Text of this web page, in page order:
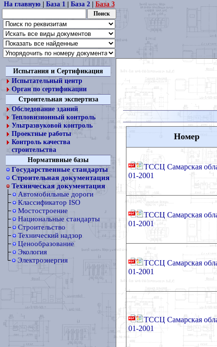
На главную| База 1| База 2| База 3
Испытания и Сертификация
Испытательный центр
Орган по сертификации
Строительная экспертиза
Обследование зданий
Тепловизионный контроль
Ультразвуковой контроль
Проектные работы
Контроль качества
строительства
Нормативные базы
Государственные стандарты
Строительная документация
Техническая документация
Автомобильные дороги
Классификатор ISO
Мостостроение
Национальные стандарты
Строительство
Технический надзор
Ценообразование
Экология
Электроэнергия
Номер
ТССЦ Самарская
01-2001
ТССЦ Самарская
01-2001
ТССЦ Самарская
01-2001
ТССЦ Самарская
01-2001